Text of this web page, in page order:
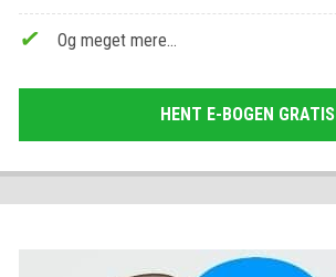
Og meget mere…
HENT E-BOGEN GRATIS